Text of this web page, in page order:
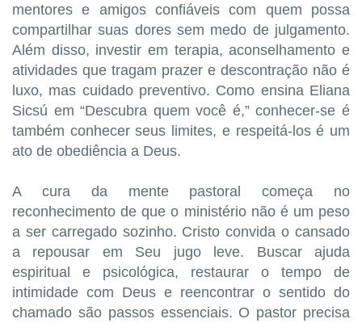
mentores e amigos confiáveis com quem possa
compartilhar suas dores sem medo de julgamento.
Além disso, investir em terapia, aconselhamento e
atividades que tragam prazer e descontração não é
luxo, mas cuidado preventivo. Como ensina Eliana
Sicsú em “Descubra quem você é,” conhecer-se é
também conhecer seus limites, e respeitá-los é um
ato de obediência a Deus.
A cura da mente pastoral começa no
reconhecimento de que o ministério não é um peso
a ser carregado sozinho. Cristo convida o cansado
a repousar em Seu jugo leve. Buscar ajuda
espiritual e psicológica, restaurar o tempo de
intimidade com Deus e reencontrar o sentido do
chamado são passos essenciais. O pastor precisa